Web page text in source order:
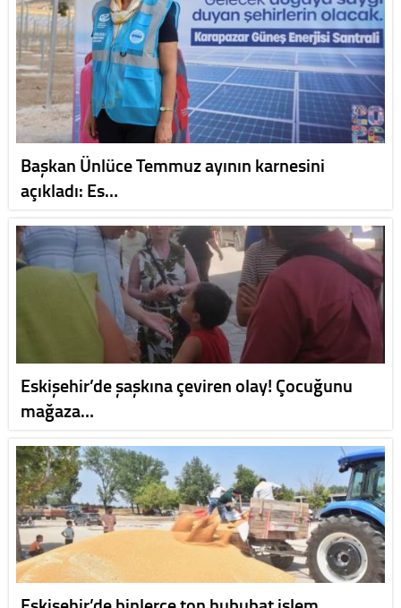
Başkan Ünlüce Temmuz ayının karnesini
açıkladı: Es…
Eskişehir’de şaşkına çeviren olay! Çocuğunu
mağaza…